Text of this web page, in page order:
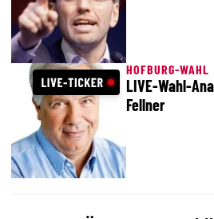
HOFBURG-WAHL
LIVE-Wahl-
Fellner